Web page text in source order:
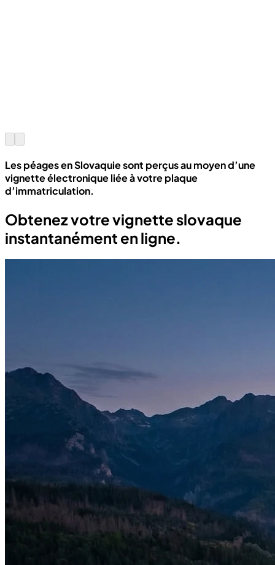
Les péages en Slovaquie sont perçus au moyen d’une
vignette électronique liée à votre plaque
d’immatriculation.
Obtenez votre vignette slovaque
instantanément en ligne.